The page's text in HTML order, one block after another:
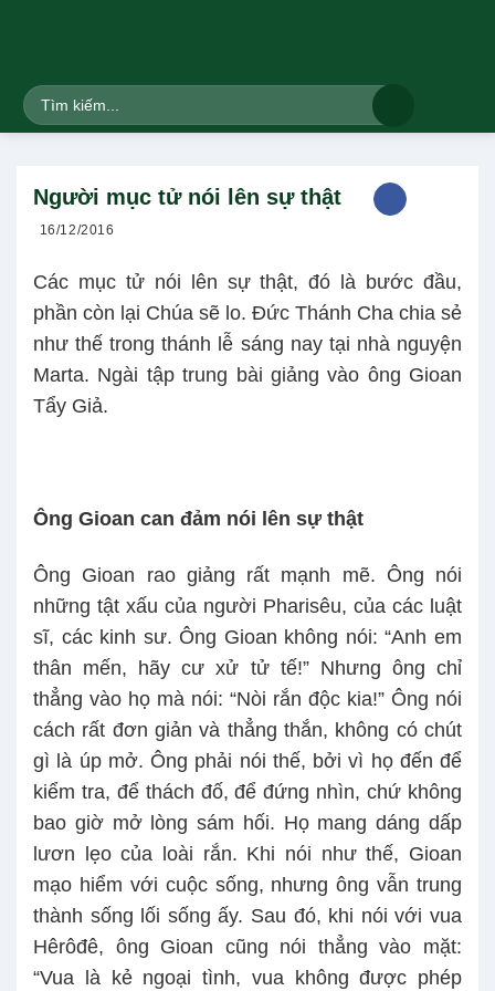
dung
Người mục tử nói lên sự thật
16/12/2016
Các mục tử nói lên sự thật, đó là bước đầu,
phần còn lại Chúa sẽ lo. Đức Thánh Cha chia sẻ
như thế trong thánh lễ sáng nay tại nhà nguyện
Marta. Ngài tập trung bài giảng vào ông Gioan
Tẩy Giả.
Ông Gioan can đảm nói lên sự thật
Ông Gioan rao giảng rất mạnh mẽ. Ông nói
những tật xấu của người Pharisêu, của các luật
sĩ, các kinh sư. Ông Gioan không nói: “Anh em
thân mến, hãy cư xử tử tế!” Nhưng ông chỉ
thẳng vào họ mà nói: “Nòi rắn độc kia!” Ông nói
cách rất đơn giản và thẳng thắn, không có chút
gì là úp mở. Ông phải nói thế, bởi vì họ đến để
kiểm tra, để thách đố, để đứng nhìn, chứ không
bao giờ mở lòng sám hối. Họ mang dáng dấp
lươn lẹo của loài rắn. Khi nói như thế, Gioan
mạo hiểm với cuộc sống, nhưng ông vẫn trung
thành sống lối sống ấy. Sau đó, khi nói với vua
Hêrôđê, ông Gioan cũng nói thẳng vào mặt:
“Vua là kẻ ngoại tình, vua không được phép